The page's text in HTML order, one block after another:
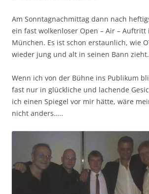
Am Sonntagnachmittag dann nach
ein fast wolkenloser Open – Air – Auftritt
München. Es ist schon erstaunlich, wie
wieder jung und alt in seinen Bann zieht.
Wenn ich von der Bühne ins Publikum
fast nur in glückliche und lachende
ich einen Spiegel vor mir hätte, wäre
nicht anders…..